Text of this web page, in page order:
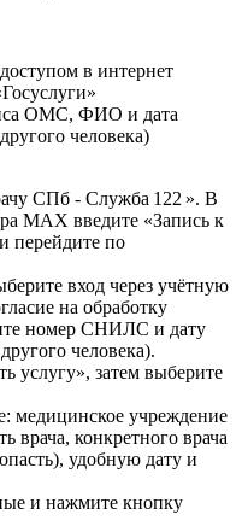
в интернет
ОМС, ФИО и дата
человека)
СПб - Служба 122 ». В
MAX введите «Запись к
перейдите по
вход через учётную
на обработку
номер СНИЛС и дату
человека).
услугу», затем выберите
медицинское учреждение
врача, конкретного врача
удобную дату и
и нажмите кнопку